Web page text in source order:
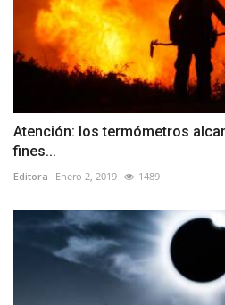
Atención: los termómetros
fines...
Editora Enero 2, 2019 1489